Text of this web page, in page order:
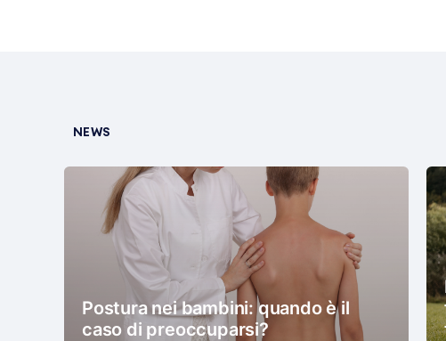
NEWS
Postura nei bambini: quando è il
caso di preoccuparsi?